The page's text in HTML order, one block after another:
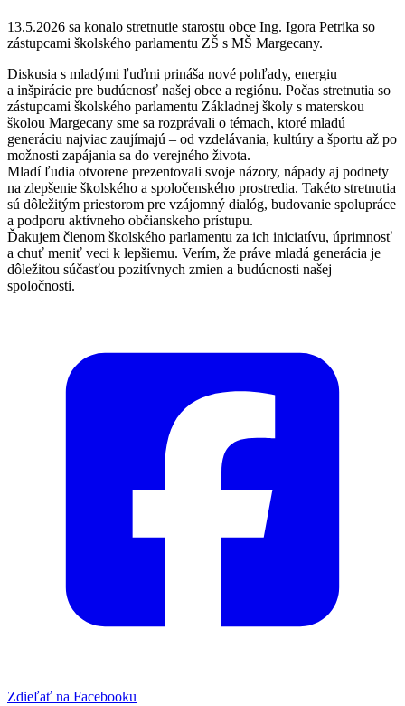
13.5.2026 sa konalo stretnutie starostu obce Ing. Igora Petrika so
zástupcami školského parlamentu ZŠ s MŠ Margecany.
Diskusia s mladými ľuďmi prináša nové pohľady, energiu
a inšpirácie pre budúcnosť našej obce a regiónu. Počas stretnutia so
zástupcami školského parlamentu Základnej školy s materskou
školou Margecany sme sa rozprávali o témach, ktoré mladú
generáciu najviac zaujímajú – od vzdelávania, kultúry a športu až po
možnosti zapájania sa do verejného života.
Mladí ľudia otvorene prezentovali svoje názory, nápady aj podnety
na zlepšenie školského a spoločenského prostredia. Takéto stretnutia
sú dôležitým priestorom pre vzájomný dialóg, budovanie spolupráce
a podporu aktívneho občianskeho prístupu.
Ďakujem členom školského parlamentu za ich iniciatívu, úprimnosť
a chuť meniť veci k lepšiemu. Verím, že práve mladá generácia je
dôležitou súčasťou pozitívnych zmien a budúcnosti našej
spoločnosti.
Zdieľať na Facebooku